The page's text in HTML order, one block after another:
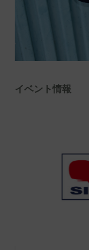
イベント情報